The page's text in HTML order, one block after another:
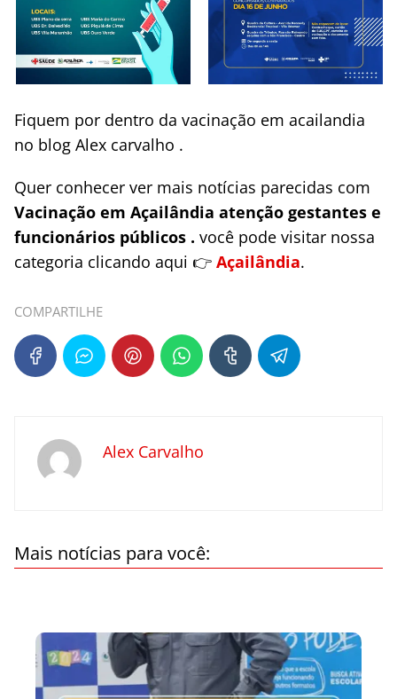
Fiquem por dentro da vacinação em acailandia
no blog Alex carvalho .
Quer conhecer ver mais notícias parecidas com
Vacinação em Açailândia atenção gestantes e
funcionários públicos . você pode visitar nossa
categoria clicando aqui 👉 Açailândia.
COMPARTILHE
Alex Carvalho
Mais notícias para você: